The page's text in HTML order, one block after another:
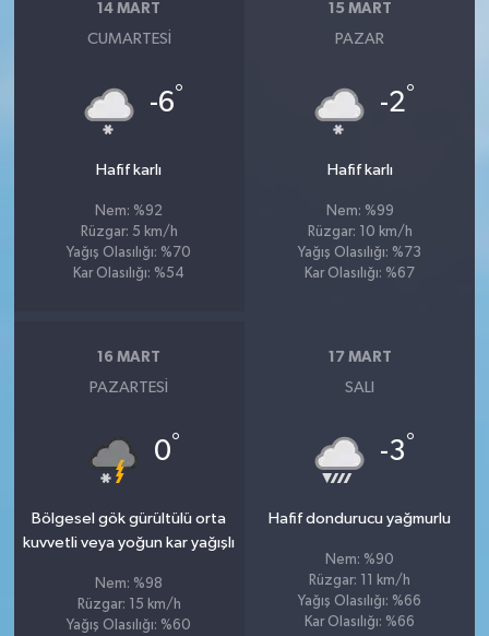
14 MART
CUMARTESI
-6°
Hafif karlı
Nem: %92
Rüzgar: 5 km/h
Yağış Olasılığı: %70
Kar Olasılığı: %54
15 MART
PAZAR
-2°
Hafif karlı
Nem: %99
Rüzgar: 10 km/h
Yağış Olasılığı: %73
Kar Olasılığı: %67
16 MART
PAZARTESI
0°
Bölgesel gök gürültülü orta
kuvvetli veya yoğun kar yağışlı
Nem: %98
Rüzgar: 15 km/h
Yağış Olasılığı: %60
17 MART
SALI
-3°
Hafif dondurucu yağmurlu
Nem: %90
Rüzgar: 11 km/h
Yağış Olasılığı: %66
Kar Olasılığı: %66